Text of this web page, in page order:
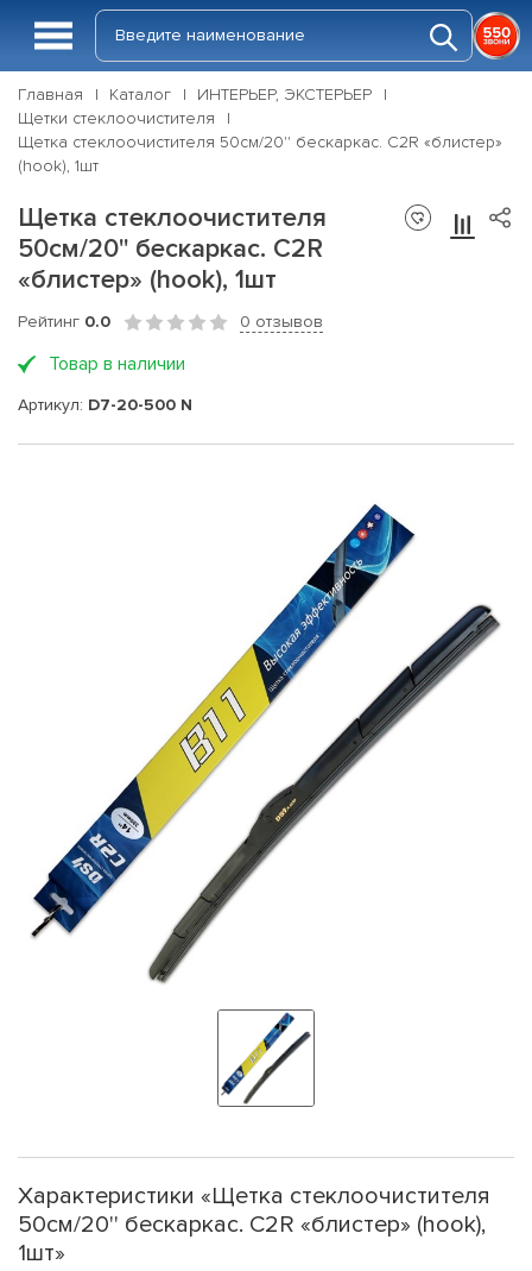
Главная Каталог
ИНТЕРЬЕР, ЭКСТЕРЬЕР
Щетки стеклоочистителя
Щетка стеклоочистителя 50см/20'' бескаркас. C2R «блистер»
(hook), 1шт
Щетка стеклоочистителя
50см/20'' бескаркас. C2R
«блистер» (hook), 1шт
Рейтинг 0.0 0 отзывов
Товар в наличии
Артикул: D7-20-500 N
Характеристики «Щетка стеклоочистителя
50см/20'' бескаркас. C2R «блистер» (hook),
1шт»